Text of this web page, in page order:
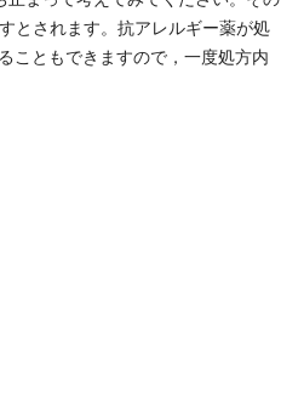
とされます。抗アレルギー薬が処
こともできますので，一度処方内